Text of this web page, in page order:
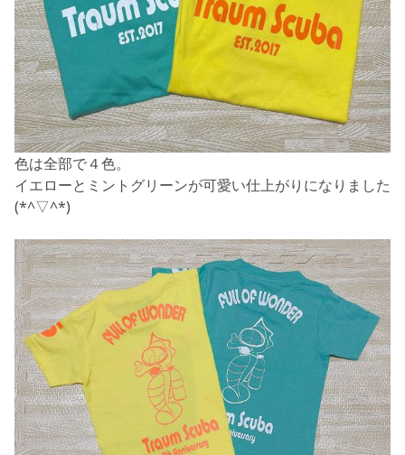
色は全部で４色。
イエローとミントグリーンが可愛い仕上がりになりました
(*^▽^*)